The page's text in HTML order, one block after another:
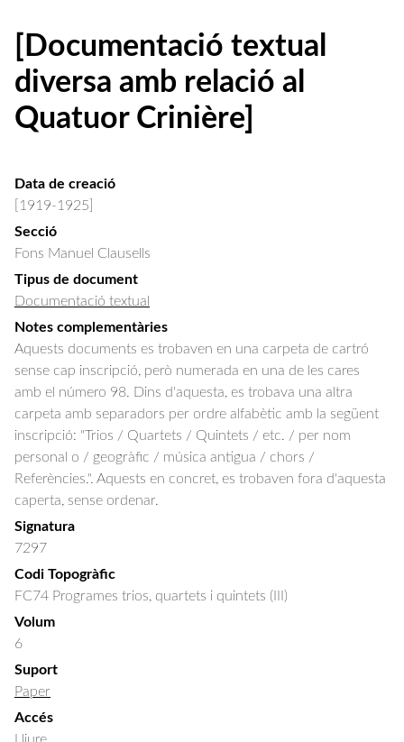
[Documentació textual
diversa amb relació al
Quatuor Crinière]
Data de creació
[1919-1925]
Secció
Fons Manuel Clausells
Tipus de document
Documentació textual
Notes complementàries
Aquests documents es trobaven en una carpeta de cartró
sense cap inscripció, però numerada en una de les cares
amb el número 98. Dins d'aquesta, es trobava una altra
carpeta amb separadors per ordre alfabètic amb la següent
inscripció: "Trios / Quartets / Quintets / etc. / per nom
personal o / geogràfic / música antigua / chors /
Referències.". Aquests en concret, es trobaven fora d'aquesta
caperta, sense ordenar.
Signatura
7297
Codi Topogràfic
FC74 Programes trios, quartets i quintets (III)
Volum
6
Suport
Paper
Accés